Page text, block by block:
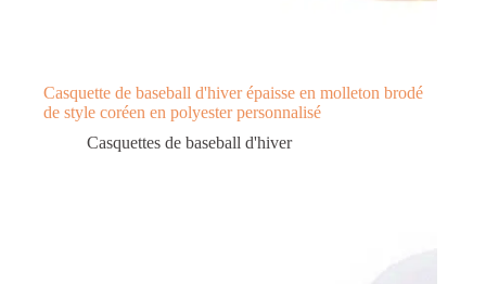
Casquette de baseball d'hiver épaisse en molleton brodé
de style coréen en polyester personnalisé
Casquettes de baseball d'hiver